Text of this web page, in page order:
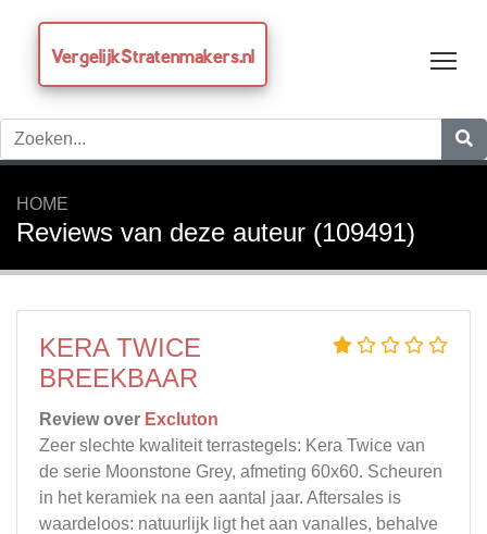
VergelijkStratenmakers.nl
HOME
Reviews van deze auteur (109491)
KERA TWICE
BREEKBAAR
Review over Excluton
Zeer slechte kwaliteit terrastegels: Kera Twice van
de serie Moonstone Grey, afmeting 60x60. Scheuren
in het keramiek na een aantal jaar. Aftersales is
waardeloos: natuurlijk ligt het aan vanalles, behalve